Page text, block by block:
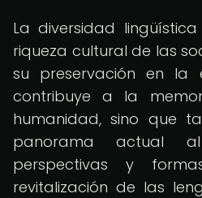
La diversidad
riqueza cultural de las
su preservación en la
contribuye a la
humanidad, sino que
panorama actual
perspectivas y
revitalización de las